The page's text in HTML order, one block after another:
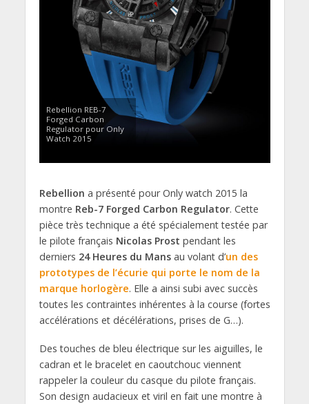
Rebellion REB-7
Forged Carbon
Regulator pour Only
Watch 2015
Rebellion a présenté pour Only watch 2015 la
montre Reb-7 Forged Carbon Regulator. Cette
pièce très technique a été spécialement testée par
le pilote français Nicolas Prost pendant les
derniers 24 Heures du Mansau volant d’un des
prototypes de l’écurie qui porte le nom de la
marque horlogère. Elle a ainsi subi avec succès
toutes les contraintes inhérentes à la course (fortes
accélérations et décélérations, prises de G…).
Des touches de bleu électrique sur les aiguilles, le
cadran et le bracelet en caoutchouc viennent
rappeler la couleur du casque du pilote français.
Son design audacieux et viril en fait une montre à